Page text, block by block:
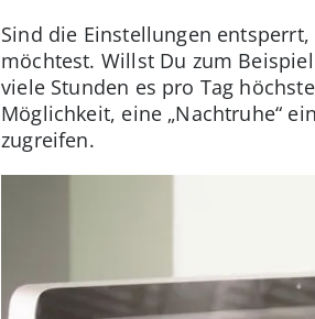
Sind die Einstellungen
möchtest. Willst Du zum
viele Stunden es pro Tag
Möglichkeit, eine „Nachtruhe“
zugreifen.